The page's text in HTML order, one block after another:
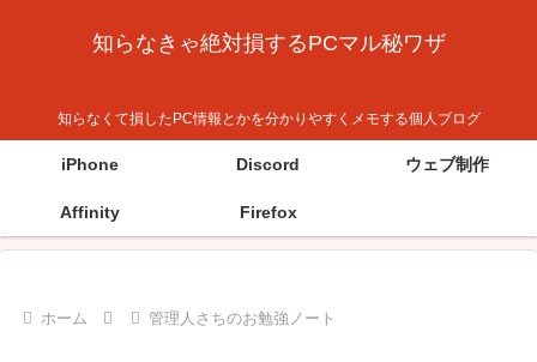
知らなきゃ絶対損するPCマル秘ワザ
知らなくて損したPC情報とかを分かりやすくメモする個人ブログ
iPhone Discord ウェブ制作
Affinity Firefox
ホーム 管理人さちのお勉強ノート